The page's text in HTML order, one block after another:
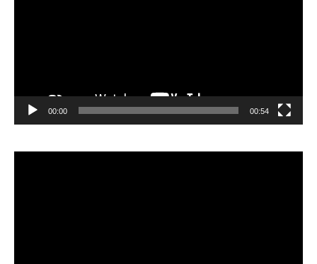
00:00 00:54